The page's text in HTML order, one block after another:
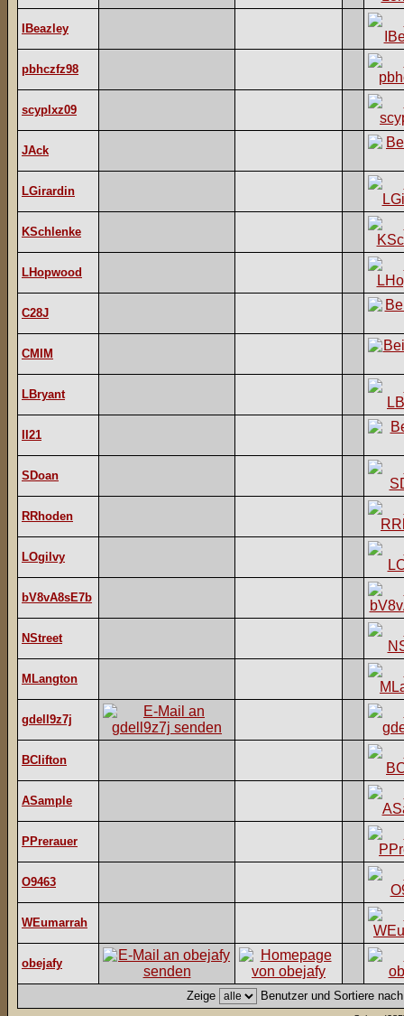
IBeazley
pbhczfz98
scyplxz09
JAck
LGirardin
KSchlenke
LHopwood
C28J
CMIM
LBryant
II21
SDoan
RRhoden
LOgilvy
bV8vA8sE7b
NStreet
MLangton
gdell9z7j
BClifton
ASample
PPrerauer
O9463
WEumarrah
obejafy
Zeige Benutzer und Sortiere